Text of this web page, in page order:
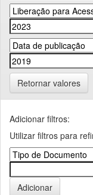
Retornar valores
Adicionar filtros:
Utilizar filtros para